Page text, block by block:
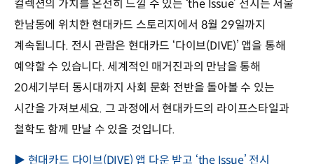
컬렉션의 가치를 온전히 느낄 수 있는 ‘the Issue’ 전시는 서울
한남동에 위치한 현대카드 스토리지에서 8월 29일까지
계속됩니다. 전시 관람은 현대카드 ‘다이브(DIVE)’ 앱을 통해
예약할 수 있습니다. 세계적인 매거진과의 만남을 통해
20세기부터 동시대까지 사회 문화 전반을 돌아볼 수 있는
시간을 가져보세요. 그 과정에서 현대카드의 라이프스타일과
철학도 함께 만날 수 있을 것입니다.
▶ 현대카드 다이브(DIVE) 앱 다운 받고 ‘the Issue’ 전시